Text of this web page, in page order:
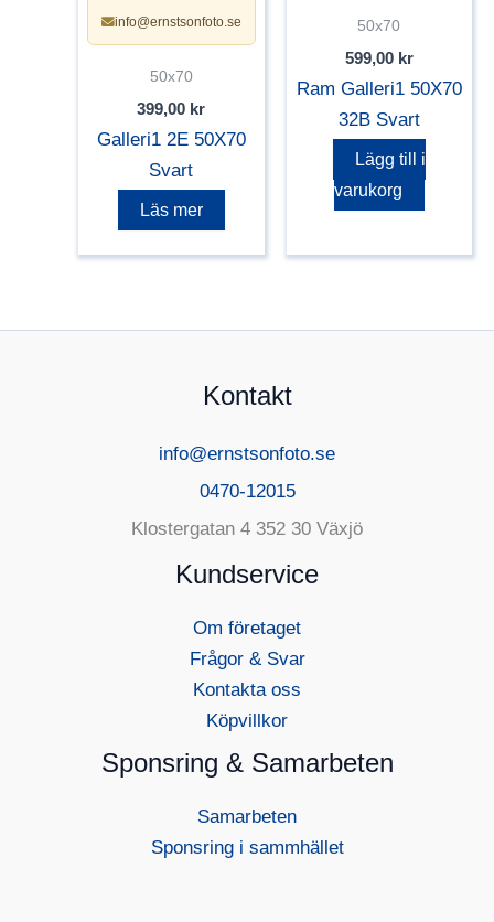
info@ernstsonfoto.se
50x70
399,00 kr
Galleri1 2E 50X70
Svart
Läs mer
50x70
599,00 kr
Ram Galleri1 50X70
32B Svart
Lägg till i
varukorg
Kontakt
info@ernstsonfoto.se
0470-12015
Klostergatan 4 352 30 Växjö
Kundservice
Om företaget
Frågor & Svar
Kontakta oss
Köpvillkor
Sponsring & Samarbeten
Samarbeten
Sponsring i sammhället